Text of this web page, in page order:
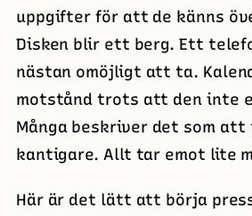
uppgifter för att de känns
Disken blir ett berg. Ett
nästan omöjligt att ta.
motstånd trots att den inte
Många beskriver det som att
kantigare. Allt tar emot lite
Här är det lätt att börja